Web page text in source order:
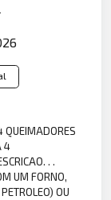
4
. .
UM FORNO,
OU